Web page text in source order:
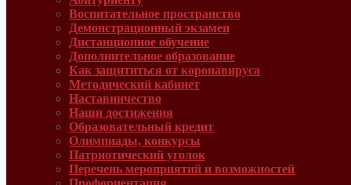
Воспитательное пространство
Демонстрационный экзамен
Дистанционное обучение
Дополнительное образование
Как защититься от коронавируса
Методический кабинет
Наставничество
Наши достижения
Образовательный кредит
Олимпиады, конкурсы
Патриотический уголок
Перечень мероприятий и возможностей